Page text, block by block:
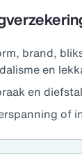
brand,
en
en diefstal
of